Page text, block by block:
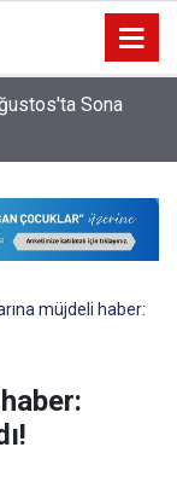
Sona
müjdeli haber: